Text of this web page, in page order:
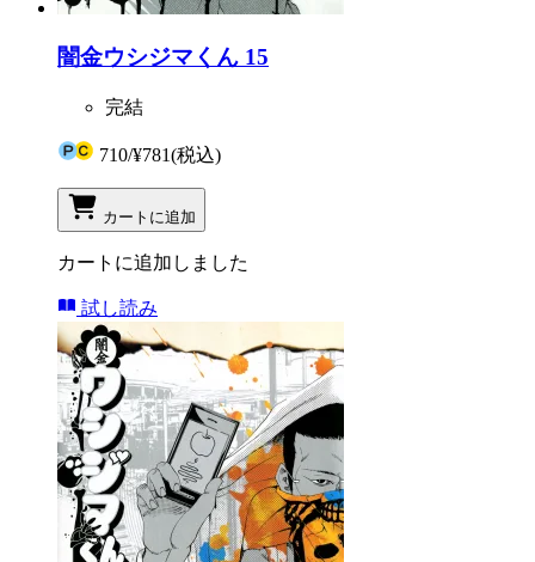
闇金ウシジマくん 15
完結
710/¥781(税込)
カートに追加
カートに追加しました
試し読み